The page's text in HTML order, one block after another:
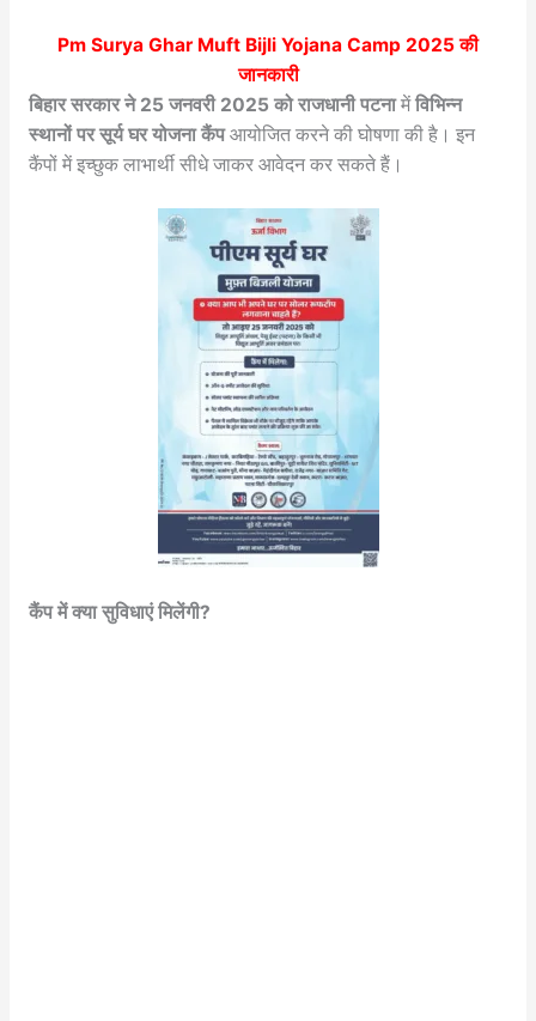
Pm Surya Ghar Muft Bijli Yojana Camp 2025 की
जानकारी
बिहार सरकार ने 25 जनवरी 2025 को राजधानी पटनामेंविभिन्न
स्थानों पर सूर्य घर योजना कैंपआयोजित करने की घोषणा की है। इन
कैंपों में इच्छुक लाभार्थी सीधे जाकर आवेदन कर सकते हैं।
कैंप में क्या सुविधाएं मिलेंगी?